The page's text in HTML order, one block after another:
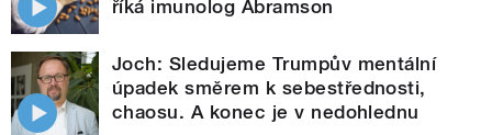
říká imunolog Abramson
Joch: Sledujeme Trumpův mentální
úpadek směrem k sebestřednosti,
chaosu. A konec je v nedohlednu